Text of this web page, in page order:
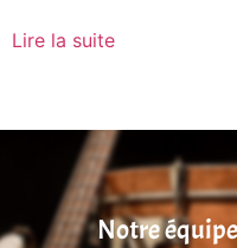
Lire la suite
Notre